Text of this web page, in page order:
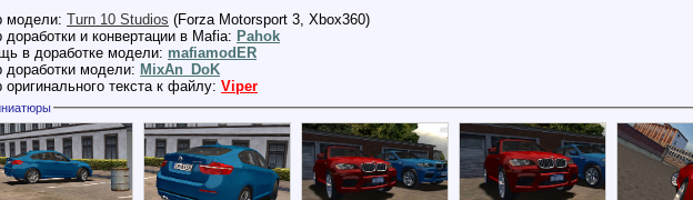
модели: Turn 10 Studios (Forza Motorsport 3, Xbox360)
доработки и конвертации в Mafia: Pahok
в доработке модели: mafiamodER
доработки модели: MixAn_DoK
оригинального текста к файлу: Viper